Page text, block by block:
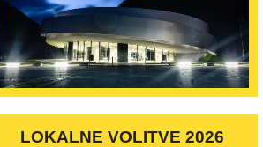
LOKALNE VOLITVE 2026